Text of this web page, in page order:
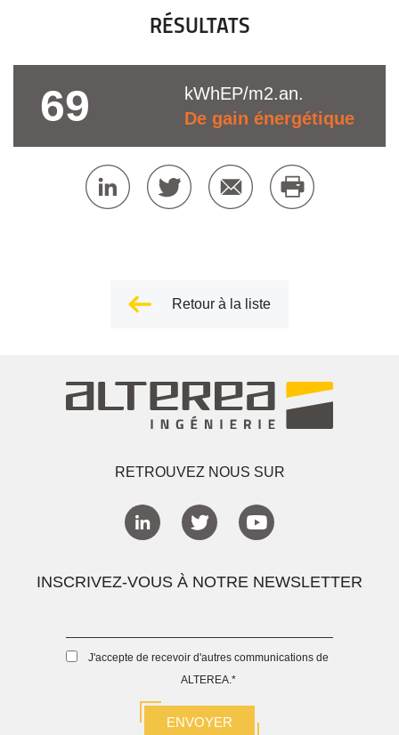
RÉSULTATS
69
kWhEP/m2.an.
De gain énergétique
Retour à la liste
RETROUVEZ NOUS SUR
INSCRIVEZ-VOUS À NOTRE NEWSLETTER
J'accepte de recevoir d'autres communications de
ALTEREA. *